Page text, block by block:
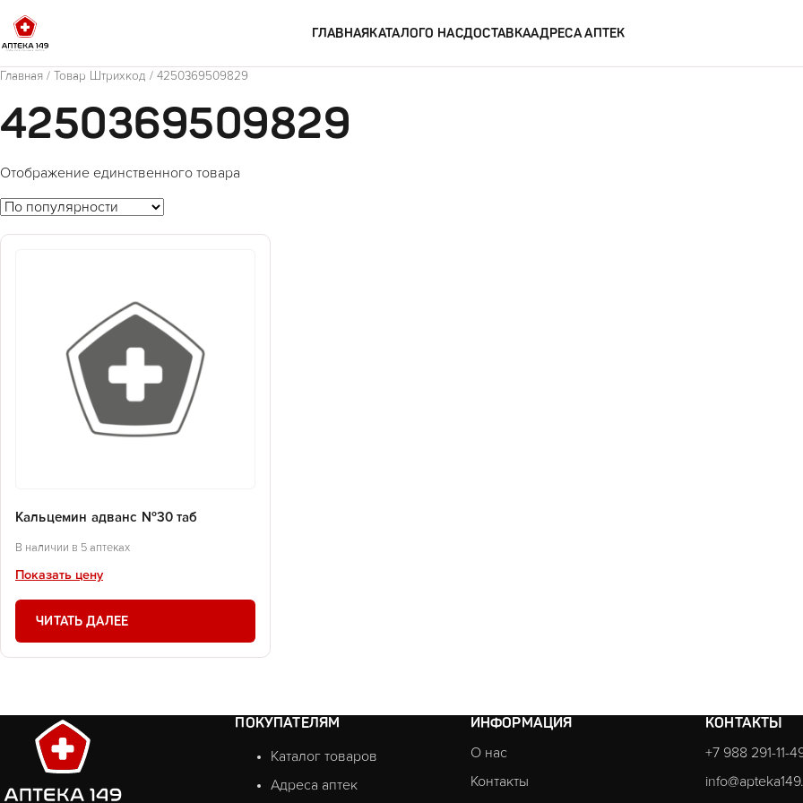
ГЛАВНАЯКАТАЛОГО НАСДОСТАВКААДРЕСА АПТЕК
Главная / Товар Штрихкод / 4250369509829
4250369509829
Отображение единственного товара
Кальцемин адванс №30 таб
В наличии в 5 аптеках
Показать цену
ЧИТАТЬ ДАЛЕЕ
ПОКУПАТЕЛЯМ
Каталог товаров
Адреса аптек
ИНФОРМАЦИЯ
О нас
Контакты
КОНТАКТЫ
+7 988 291-11-